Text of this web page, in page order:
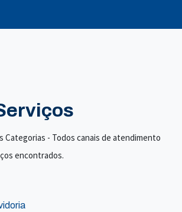
Categorias - Todos canais de atendimento
encontrados.